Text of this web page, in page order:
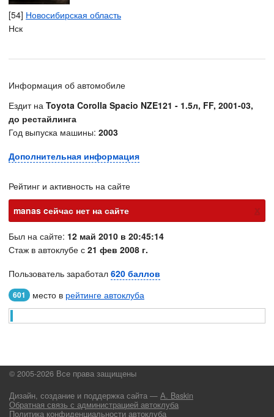
[54] Новосибирская область
Нск
Информация об автомобиле
Ездит на Toyota Corolla Spacio NZE121 - 1.5л, FF, 2001-03,
до рестайлинга
Год выпуска машины: 2003
Дополнительная информация
Рейтинг и активность на сайте
manas cейчас нет на сайте
х
Был на сайте: 12 май 2010 в 20:45:14
Стаж в автоклубе с 21 фев 2008 г.
Пользователь заработал 620 баллов
601 место в рейтинге автоклуба
© 2005-2026 Все права защищены
Дизайн, создание и поддержка сайта — А. Baskin
Обратная связь с администрацией автоклуба
Политика конфиденциальности автоклуба